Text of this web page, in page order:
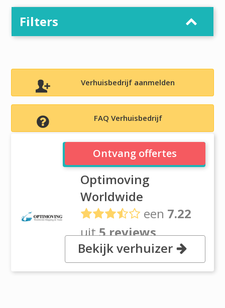
Filters
Verhuisbedrijf aanmelden
FAQ Verhuisbedrijf
Optimoving Worldwide
Optimoving
Worldwide
een 7.22
uit5 reviews
, No 147, 783 Janghangdong,
Janghangdong
Ontvang offertes
Bekijk verhuizer